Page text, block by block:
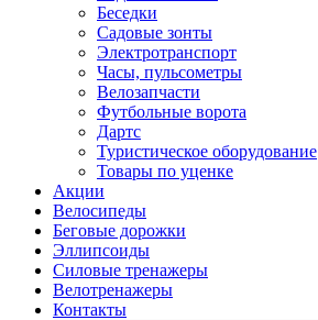
Беседки
Садовые зонты
Электротранспорт
Часы, пульсометры
Велозапчасти
Футбольные ворота
Дартс
Туристическое оборудование
Товары по уценке
Акции
Велосипеды
Беговые дорожки
Эллипсоиды
Силовые тренажеры
Велотренажеры
Контакты